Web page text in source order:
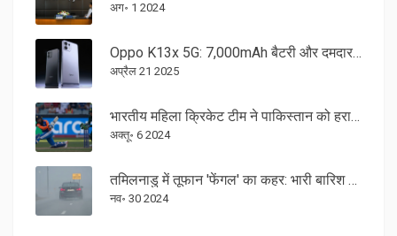
अग॰ 1 2024
Oppo K13x 5G: 7,000mAh बैटरी और दमदार कूलिंग सिस्टम के साथ जल्द लॉन्च
अप्रैल 21 2025
भारतीय महिला क्रिकेट टीम ने पाकिस्तान को हराकर हासिल की शानदार जीत: टी20 वर्ल्ड कप 2024 में भारत की दबंगई
अक्तू॰ 6 2024
तमिलनाडु में तूफान 'फेंगल' का कहर: भारी बारिश और तेज हवाओं की संभावना
नव॰ 30 2024